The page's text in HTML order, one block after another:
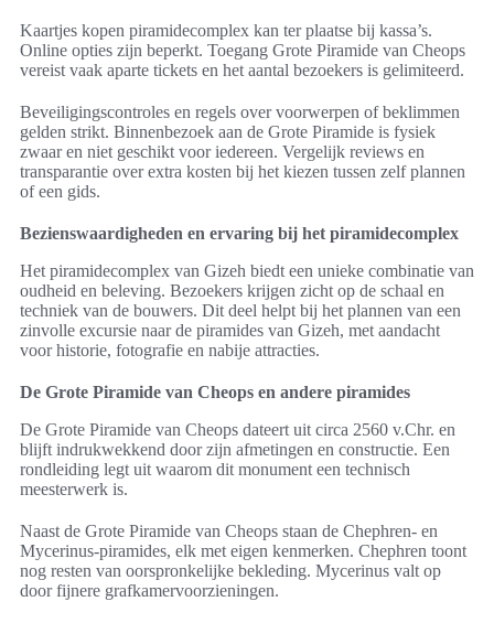
Kaartjes kopen piramidecomplex kan ter plaatse bij kassa’s.
Online opties zijn beperkt. Toegang Grote Piramide van Cheops
vereist vaak aparte tickets en het aantal bezoekers is gelimiteerd.
Beveiligingscontroles en regels over voorwerpen of beklimmen
gelden strikt. Binnenbezoek aan de Grote Piramide is fysiek
zwaar en niet geschikt voor iedereen. Vergelijk reviews en
transparantie over extra kosten bij het kiezen tussen zelf plannen
of een gids.
Bezienswaardigheden en ervaring bij het piramidecomplex
Het piramidecomplex van Gizeh biedt een unieke combinatie van
oudheid en beleving. Bezoekers krijgen zicht op de schaal en
techniek van de bouwers. Dit deel helpt bij het plannen van een
zinvolle excursie naar de piramides van Gizeh, met aandacht
voor historie, fotografie en nabije attracties.
De Grote Piramide van Cheops en andere piramides
De Grote Piramide van Cheops dateert uit circa 2560 v.Chr. en
blijft indrukwekkend door zijn afmetingen en constructie. Een
rondleiding legt uit waarom dit monument een technisch
meesterwerk is.
Naast de Grote Piramide van Cheops staan de Chephren- en
Mycerinus-piramides, elk met eigen kenmerken. Chephren toont
nog resten van oorspronkelijke bekleding. Mycerinus valt op
door fijnere grafkamervoorzieningen.